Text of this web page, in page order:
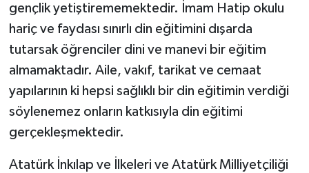
gençlik yetiştirememektedir. İmam Hatip okulu
hariç ve faydası sınırlı din eğitimini dışarda
tutarsak öğrenciler dini ve manevi bir eğitim
almamaktadır. Aile, vakıf, tarikat ve cemaat
yapılarının ki hepsi sağlıklı bir din eğitimin verdiği
söylenemez onların katkısıyla din eğitimi
gerçekleşmektedir.
Atatürk İnkılap ve İlkeleri ve Atatürk Milliyetçiliği